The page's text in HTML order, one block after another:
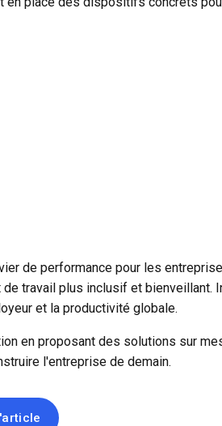
de performance pour les
travail plus inclusif et
et la productivité globale.
en proposant des solutions sur
l'entreprise de demain.